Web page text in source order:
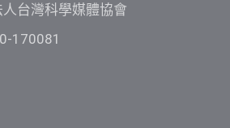
台灣科學媒體協會
170081